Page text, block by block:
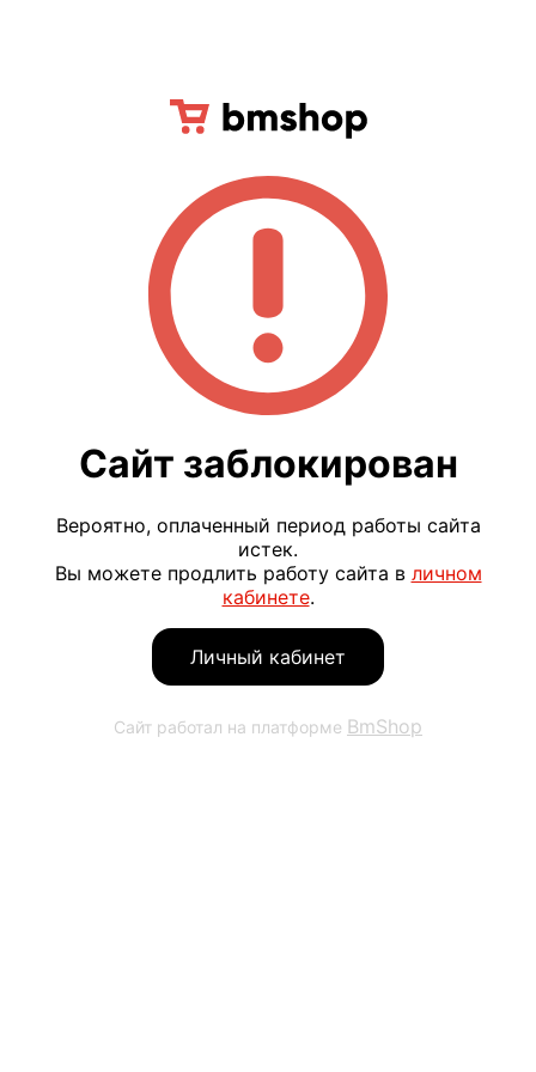
Сайт заблокирован
Вероятно, оплаченный период работы сайта
истек.
Вы можете продлить работу сайта в личном
кабинете.
Личный кабинет
Сайт работал на платформе BmShop